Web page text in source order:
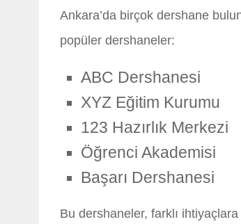
Ankara’da birçok dershane
popüler dershaneler:
ABC Dershanesi
XYZ Eğitim Kurumu
123 Hazırlık Merkezi
Öğrenci Akademisi
Başarı Dershanesi
Bu dershaneler, farklı